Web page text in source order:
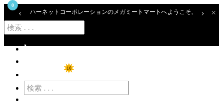
‹ ハーネットコーポレーションのメガミートマートへようこそ。 › ×
home
10
0